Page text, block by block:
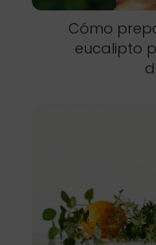
Cómo
eucalipto